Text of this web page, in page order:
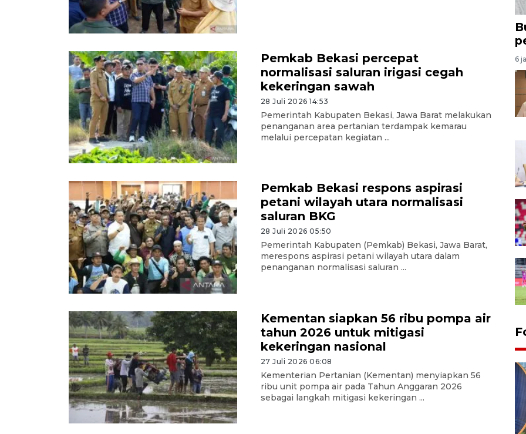
Pemkab Bekasi percepat
normalisasi saluran irigasi cegah
kekeringan sawah
28 Juli 2026 14:53
Pemerintah Kabupaten Bekasi, Jawa Barat melakukan
penanganan area pertanian terdampak kemarau
melalui percepatan kegiatan ...
Pemkab Bekasi respons aspirasi
petani wilayah utara normalisasi
saluran BKG
28 Juli 2026 05:50
Pemerintah Kabupaten (Pemkab) Bekasi, Jawa Barat,
merespons aspirasi petani wilayah utara dalam
penanganan normalisasi saluran ...
Kementan siapkan 56 ribu pompa air
tahun 2026 untuk mitigasi
kekeringan nasional
27 Juli 2026 06:08
Kementerian Pertanian (Kementan) menyiapkan 56
ribu unit pompa air pada Tahun Anggaran 2026
sebagai langkah mitigasi kekeringan ...
6